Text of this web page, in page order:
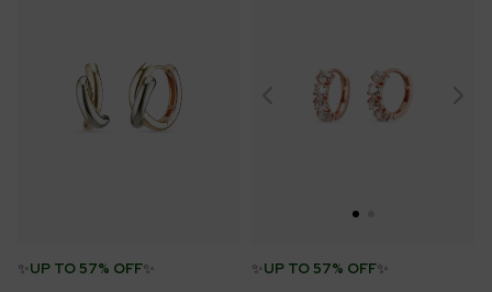
✨UP TO 57% OFF✨
✨UP TO 57% OFF✨